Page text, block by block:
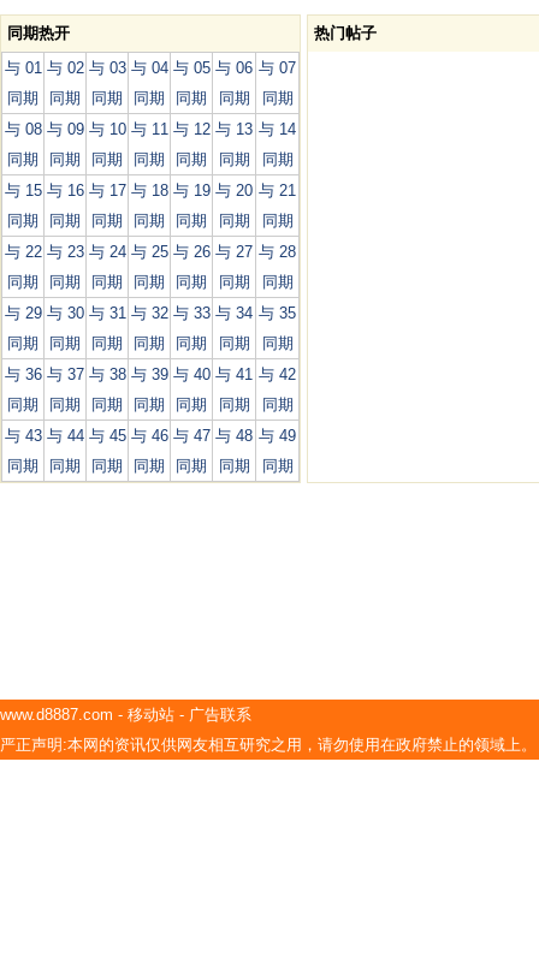
同期热开
与 01
同期
与 02
同期
与 03
同期
与 04
同期
与 05
同期
与 06
同期
与 07
同期
与 08
同期
与 09
同期
与 10
同期
与 11
同期
与 12
同期
与 13
同期
与 14
同期
与 15
同期
与 16
同期
与 17
同期
与 18
同期
与 19
同期
与 20
同期
与 21
同期
与 22
同期
与 23
同期
与 24
同期
与 25
同期
与 26
同期
与 27
同期
与 28
同期
与 29
同期
与 30
同期
与 31
同期
与 32
同期
与 33
同期
与 34
同期
与 35
同期
与 36
同期
与 37
同期
与 38
同期
与 39
同期
与 40
同期
与 41
同期
与 42
同期
与 43
同期
与 44
同期
与 45
同期
与 46
同期
与 47
同期
与 48
同期
与 49
同期
热门帖子
www.d8887.com - 移动站 - 广告联系
严正声明:本网的资讯仅供网友相互研究之用，请勿使用在政府禁止的领域上。